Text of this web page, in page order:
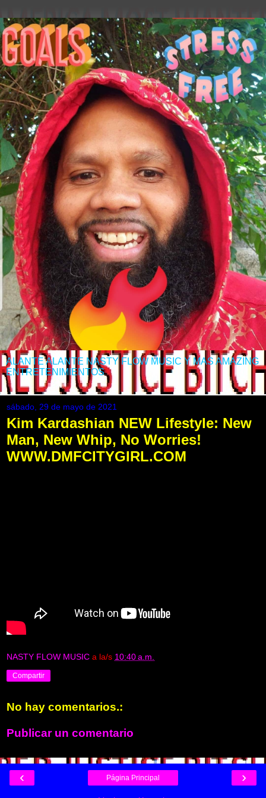
ALANTE ALANTE NASTY FLOW MUSIC Y MAS AMAZING
ENTRETENIMIENTOS
sábado, 29 de mayo de 2021
Kim Kardashian NEW Lifestyle: New
Man, New Whip, No Worries!
WWW.DMFCITYGIRL.COM
NASTY FLOW MUSIC a la/s 10:40 a.m.
Compartir
No hay comentarios.:
Publicar un comentario
‹ ›
Página Principal